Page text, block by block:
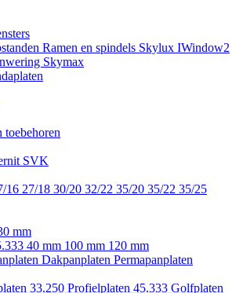
Ramen en spindels Skylux IWindow2
Skymax
toebehoren
SVK
16 27/18 30/20 32/22 35/20 35/22 35/25
mm
40 mm 100 mm 120 mm
Dakpanplaten Permapanplaten
33.250 Profielplaten 45.333 Golfplaten